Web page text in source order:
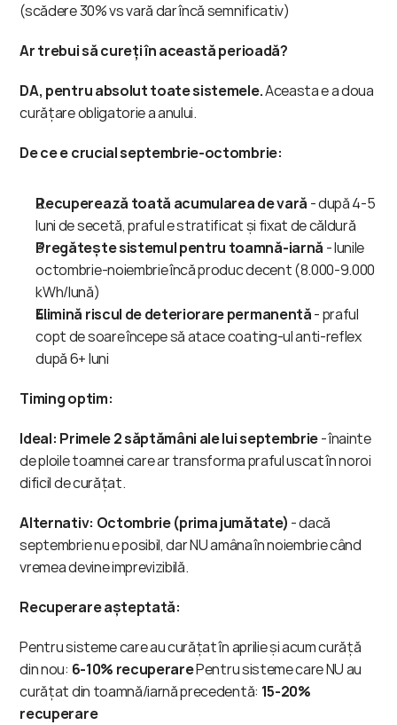
(scădere 30% vs vară dar încă semnificativ)
Ar trebui să cureți în această perioadă?
DA, pentru absolut toate sistemele. Aceasta e a doua
curățare obligatorie a anului.
De ce e crucial septembrie-octombrie:
Recuperează toată acumularea de vară - după 4-5
luni de secetă, praful e stratificat și fixat de căldură
Pregătește sistemul pentru toamnă-iarnă - lunile
octombrie-noiembrie încă produc decent (8.000-9.000
kWh/lună)
Elimină riscul de deteriorare permanentă - praful
copt de soare începe să atace coating-ul anti-reflex
după 6+ luni
Timing optim:
Ideal: Primele 2 săptămâni ale lui septembrie - înainte
de ploile toamnei care ar transforma praful uscat în noroi
dificil de curățat.
Alternativ: Octombrie (prima jumătate) - dacă
septembrie nu e posibil, dar NU amâna în noiembrie când
vremea devine imprevizibilă.
Recuperare așteptată:
Pentru sisteme care au curățat în aprilie și acum curăță
din nou: 6-10% recuperare Pentru sisteme care NU au
curățat din toamnă/iarnă precedentă: 15-20%
recuperare